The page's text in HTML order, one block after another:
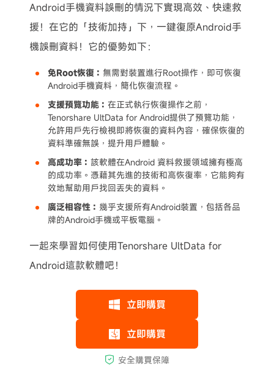
Android手機資料誤刪的情況下實現高效、快速救
援！在它的「技術加持」下，一鍵復原Android手
機誤刪資料！它的優勢如下：
免Root恢復： 無需對裝置進行Root操作，即可恢復
Android手機資料，簡化恢復流程。
支援預覽功能： 在正式執行恢復操作之前，
Tenorshare UltData for Android提供了預覽功能，
允許用戶先行檢視即將恢復的資料內容，確保恢復的
資料準確無誤，提升用戶體驗。
高成功率： 該軟體在Android 資料救援領域擁有極高
的成功率。憑藉其先進的技術和高恢復率，它能夠有
效地幫助用戶找回丟失的資料。
廣泛相容性： 幾乎支援所有Android裝置，包括各品
牌的Android手機或平板電腦。
一起來學習如何使用Tenorshare UltData for
Android這款軟體吧！